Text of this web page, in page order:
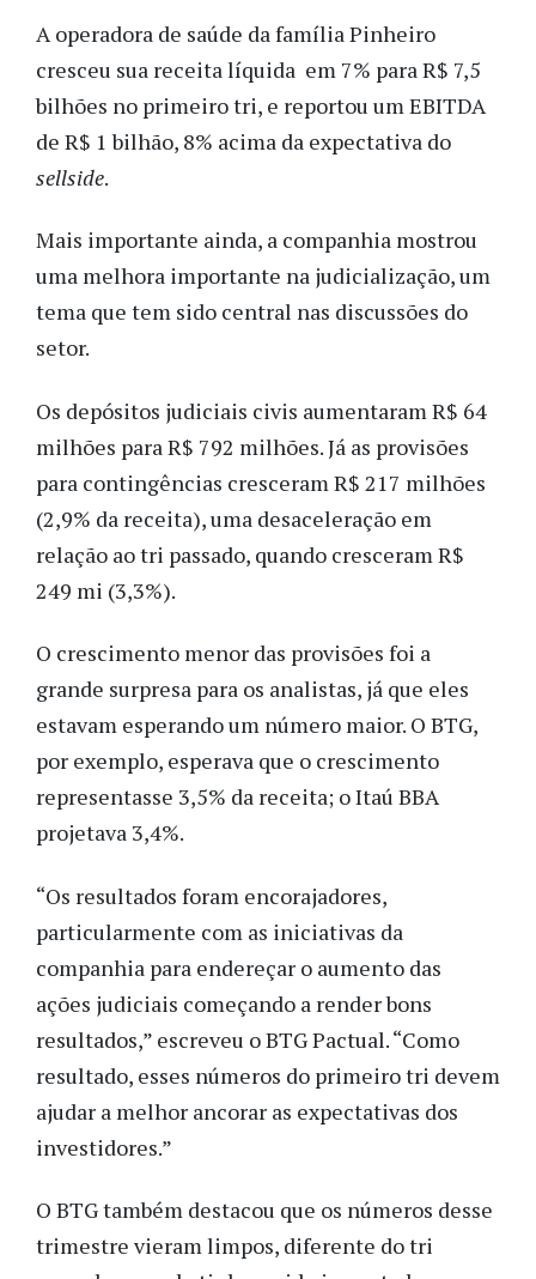
A operadora de saúde da família Pinheiro
cresceu sua receita líquida em 7% para R$ 7,5
bilhões no primeiro tri, e reportou um EBITDA
de R$ 1 bilhão, 8% acima da expectativa do
sellside.
Mais importante ainda, a companhia mostrou
uma melhora importante na judicialização, um
tema que tem sido central nas discussões do
setor.
Os depósitos judiciais civis aumentaram R$ 64
milhões para R$ 792 milhões. Já as provisões
para contingências cresceram R$ 217 milhões
(2,9% da receita), uma desaceleração em
relação ao tri passado, quando cresceram R$
249 mi (3,3%).
O crescimento menor das provisões foi a
grande surpresa para os analistas, já que eles
estavam esperando um número maior. O BTG,
por exemplo, esperava que o crescimento
representasse 3,5% da receita; o Itaú BBA
projetava 3,4%.
“Os resultados foram encorajadores,
particularmente com as iniciativas da
companhia para endereçar o aumento das
ações judiciais começando a render bons
resultados,” escreveu o BTG Pactual. “Como
resultado, esses números do primeiro tri devem
ajudar a melhor ancorar as expectativas dos
investidores.”
O BTG também destacou que os números desse
trimestre vieram limpos, diferente do tri